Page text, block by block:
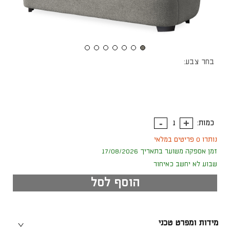
בחר צבע:
כמות:
נותרו 0 פריטים במלאי
זמן אספקה משוער בתאריך 17/08/2026
שבוע לא יחשב כאיחור
הוסף לסל
מידות ומפרט טכני